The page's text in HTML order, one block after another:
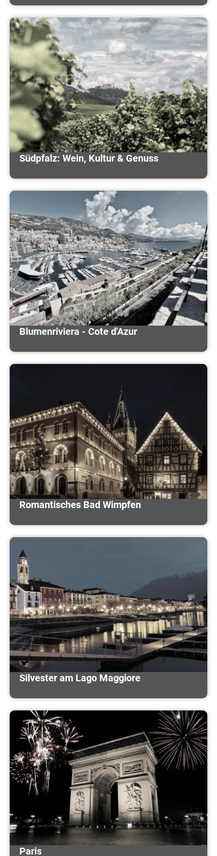
Südpfalz: Wein, Kultur & Genuss
Blumenriviera - Cote d'Azur
Romantisches Bad Wimpfen
Silvester am Lago Maggiore
Paris